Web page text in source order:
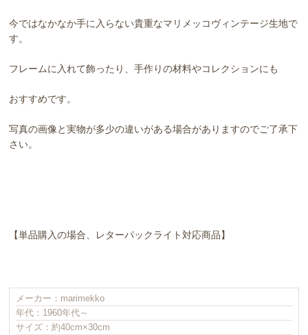
今ではなかなか手に入らない貴重なマリメッコヴィンテージ生地で
す。
フレームに入れて飾ったり、手作りの材料やコレクションにも
おすすめです。
写真の画像と実物が多少の違いがある場合がありますのでご了承下
さい。
【単品購入の場合、レターパックライト対応商品】
メーカー：marimekko
年代：1960年代～
サイズ：約40cm×30cm